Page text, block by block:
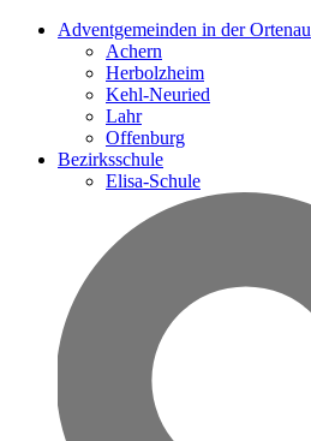
Adventgemeinden in der Ortenau
Achern
Herbolzheim
Kehl-Neuried
Lahr
Offenburg
Bezirksschule
Elisa-Schule